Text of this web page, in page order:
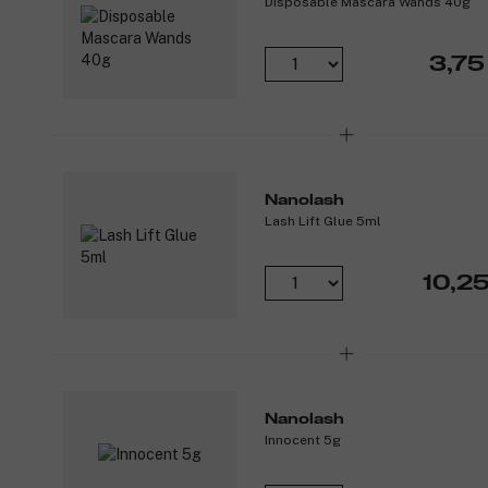
Nanolash
Lash Lift Glue 5ml
Nanolash
Innocent 5g